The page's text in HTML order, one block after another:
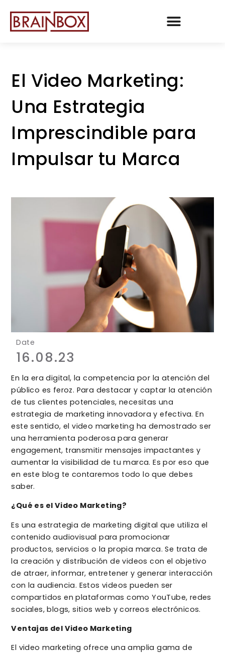
El Video Marketing:
Una Estrategia
Imprescindible para
Impulsar tu Marca
Date
16.08.23
En la era digital, la competencia por la atención del
público es feroz. Para destacar y captar la atención
de tus clientes potenciales, necesitas una
estrategia de marketing innovadora y efectiva. En
este sentido, el video marketing ha demostrado ser
una herramienta poderosa para generar
engagement, transmitir mensajes impactantes y
aumentar la visibilidad de tu marca. Es por eso que
en este blog te contaremos todo lo que debes
saber.
¿Qué es el Video Marketing?
Es una estrategia de marketing digital que utiliza el
contenido audiovisual para promocionar
productos, servicios o la propia marca. Se trata de
la creación y distribución de videos con el objetivo
de atraer, informar, entretener y generar interacción
con la audiencia. Estos videos pueden ser
compartidos en plataformas como YouTube, redes
sociales, blogs, sitios web y correos electrónicos.
Ventajas del Video Marketing
El video marketing ofrece una amplia gama de